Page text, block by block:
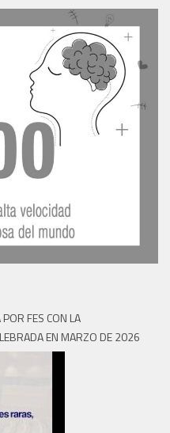
FES CON LA
EN MARZO DE 2026